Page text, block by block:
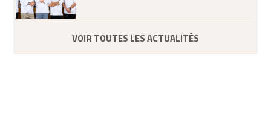
VOIR TOUTES LES ACTUALITÉS